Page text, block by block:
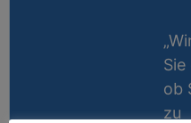
Sie
ob
zu